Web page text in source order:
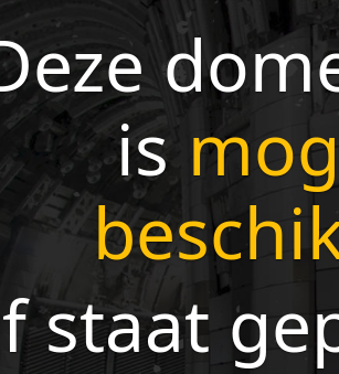
is
staat